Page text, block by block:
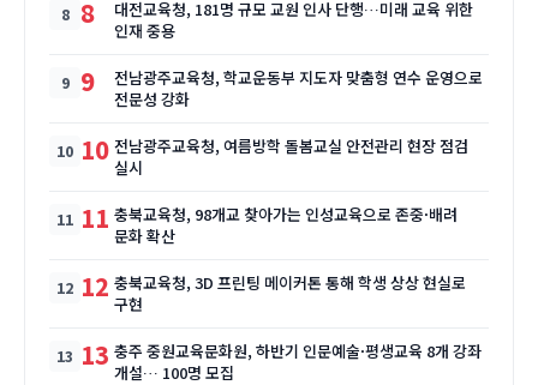
8
대전교육청, 181명 규모 교원 인사 단행…미래 교육 위한
인재 중용
9
전남광주교육청, 학교운동부 지도자 맞춤형 연수 운영으로
전문성 강화
10 전남광주교육청, 여름방학 돌봄교실 안전관리 현장 점검
실시
11 충북교육청, 98개교 찾아가는 인성교육으로 존중·배려
문화 확산
12 충북교육청, 3D 프린팅 메이커톤 통해 학생 상상 현실로
구현
13 충주 중원교육문화원, 하반기 인문예술·평생교육 8개 강좌
개설… 100명 모집